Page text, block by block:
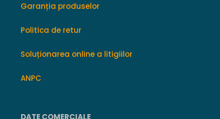
Garanția produselor
Politica de retur
Soluționarea online a litigiilor
ANPC
DATE COMERCIALE